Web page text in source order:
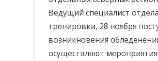
Ведущий специалист
тренировки, 28 ноября
возникновения
осуществляют